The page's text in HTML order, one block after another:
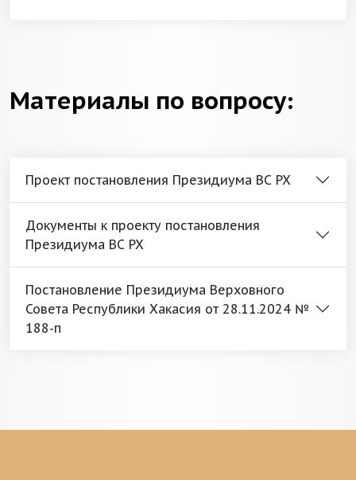
Материалы по вопросу:
Проект постановления Президиума ВС РХ
Документы к проекту постановления
Президиума ВС РХ
Постановление Президиума Верховного
Совета Республики Хакасия от 28.11.2024 №
188-п